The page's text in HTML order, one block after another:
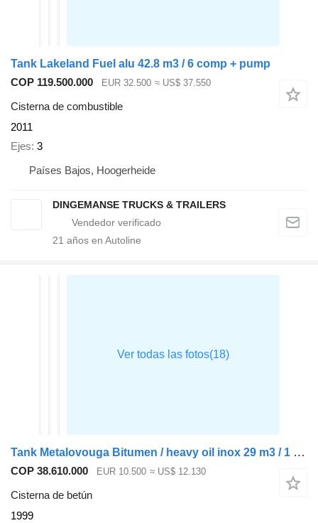
Tank Lakeland Fuel alu 42.8 m3 / 6 comp + pump
COP 119.500.000
EUR 32.500 ≈ US$ 37.550
Cisterna de combustible
2011
Ejes 3
Países Bajos, Hoogerheide
DINGEMANSE TRUCKS & TRAILERS
21 años en Autoline
Tank Metalovouga Bitumen / heavy oil inox 29 m3 / 1 comp
COP 38.610.000 EUR 10.500 ≈ US$ 12.130
Cisterna de betún
1999